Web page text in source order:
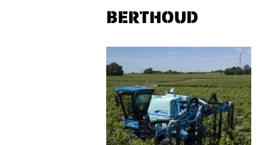
BERTHOUD